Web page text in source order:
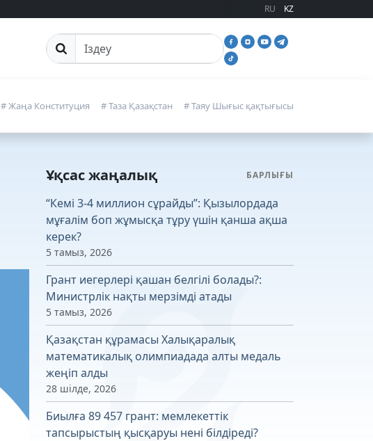
RU KZ
Сайттан іздеу
# Жаңа Конституция # Таза Қазақстан # Таяу Шығыс қақтығысы
Ұқсас жаңалық БАРЛЫҒЫ
“Кемі 3-4 миллион сұрайды”: Қызылордада
мұғалім боп жұмысқа тұру үшін қанша ақша
керек?
5 тамыз, 2026
Грант иегерлері қашан белгілі болады?:
Министрлік нақты мерзімді атады
5 тамыз, 2026
Қазақстан құрамасы Халықаралық
математикалық олимпиадада алты медаль
жеңіп алды
28 шілде, 2026
Биылға 89 457 грант: мемлекеттік
тапсырыстың қысқаруы нені білдіреді?